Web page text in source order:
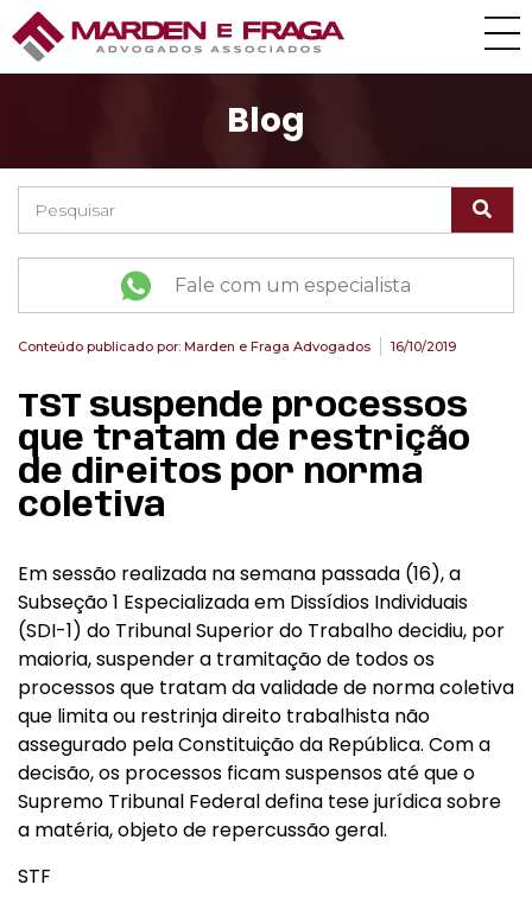
Blog
Fale com um especialista
Conteúdo publicado por: Marden e Fraga Advogados 16/10/2019
TST suspende processos
que tratam de restrição
de direitos por norma
coletiva
Em sessão realizada na semana passada (16), a
Subseção 1 Especializada em Dissídios Individuais
(SDI-1) do Tribunal Superior do Trabalho decidiu, por
maioria, suspender a tramitação de todos os
processos que tratam da validade de norma coletiva
que limita ou restrinja direito trabalhista não
assegurado pela Constituição da República. Com a
decisão, os processos ficam suspensos até que o
Supremo Tribunal Federal defina tese jurídica sobre
a matéria, objeto de repercussão geral.
STF